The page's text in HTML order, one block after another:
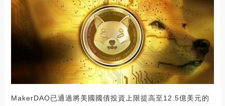
MakerDAO已通過將美國國債投資上限提高至12.5億美元的